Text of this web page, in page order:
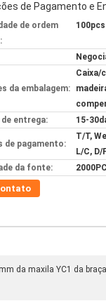
de Pagamento e
de ordem
da embalagem:
Caixa/
entrega:
15-
de pagamento:
T/T,
L/C, D/
da fonte:
da maxila YC1 da